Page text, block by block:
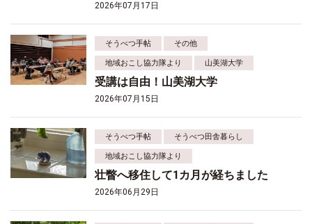
2026年07月17日
そうべつ手帖 その他
地域おこし協力隊より 山美湖大学
受講は自由！山美湖大学
2026年07月15日
そうべつ手帖 そうべつ田舎暮らし
地域おこし協力隊より
壮瞥へ移住して1カ月が経ちました
2026年06月29日